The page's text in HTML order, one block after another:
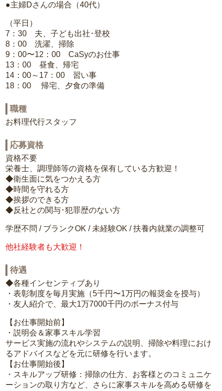
●主婦Dさんの場合（40代）
（平日）
7：30 夫、子ども出社･登校
8：00 洗濯、掃除
9：00〜12：00 CaSyのお仕事
13：00 昼食、帰宅
14：00～17：00 習い事
18：00 帰宅、夕食の準備
職種
お料理代行スタッフ
応募資格
資格不要
栄養士、調理師等の資格を保有している方歓迎！
◆衛生面に気をつかえる方
◆時間を守れる方
◆挨拶のできる方
◆反社との関与･犯罪歴のない方
学歴不問 / ブランクOK / 未経験OK / 扶養内就業の調整可
他社経験者も大歓迎！
待遇
◆各種インセンティブあり
・表彰制度を毎月実施（5千円〜1万円の報奨金を授与）
・友人紹介で、最大1万7000千円のボーナス付与
【お仕事開始前】
・説明会＆家事スキル学習
サービス実施の流れやシステムの説明、掃除や料理におけ
るアドバイスなどを元に研修を行います。
【お仕事開始後】
・スキルアップ研修：掃除の仕方、お客様とのコミュニケ
ーションの取り方など、さらに家事スキルを高める研修を